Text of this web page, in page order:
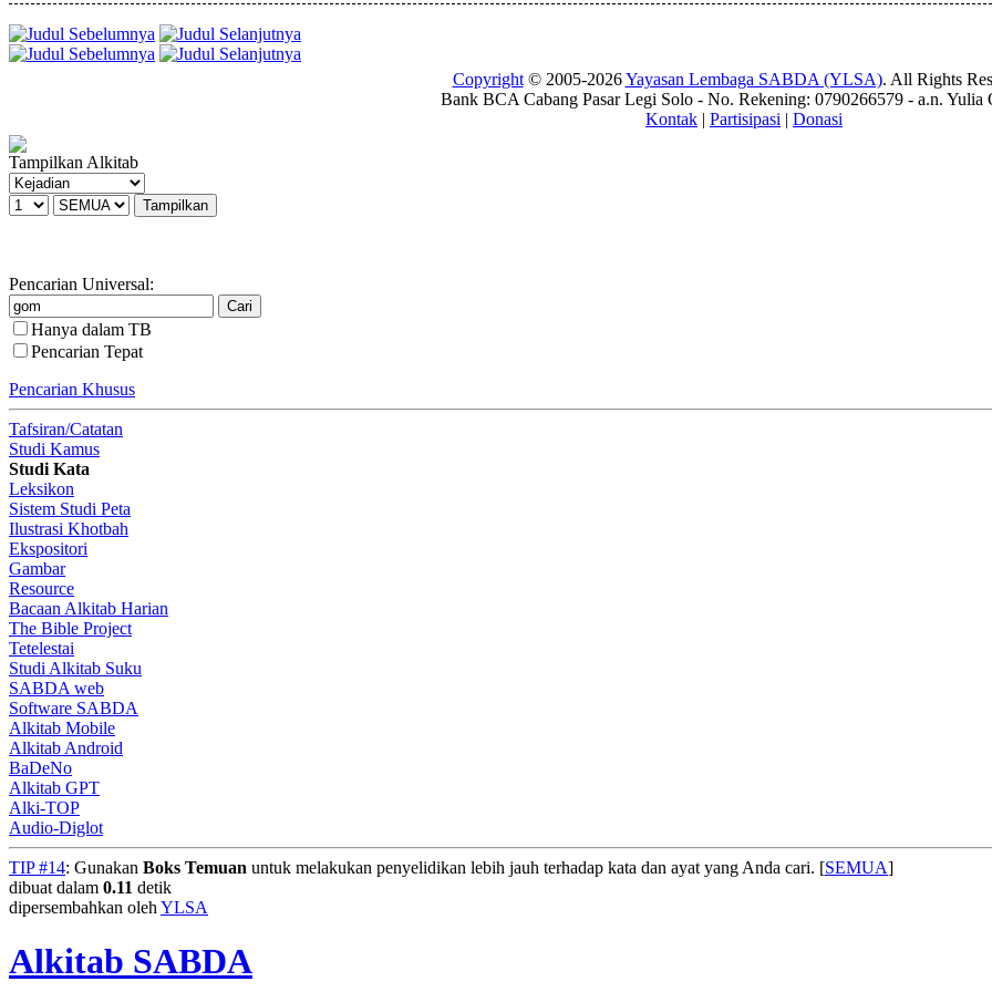
Copyright© 2005-2026Yayasan Lembaga SABDA (YLSA). All Rights
Bank BCA Cabang Pasar Legi Solo - No. Rekening: 0790266579 - a.n. Yulia
Kontak | Partisipasi | Donasi
Tampilkan Alkitab
Pencarian Universal:
Hanya dalam TB
Pencarian Tepat
Pencarian Khusus
Tafsiran/Catatan
Studi Kamus
Studi Kata
Leksikon
Sistem Studi Peta
Ilustrasi Khotbah
Ekspositori
Gambar
Resource
Bacaan Alkitab Harian
The Bible Project
Tetelestai
Studi Alkitab Suku
SABDA web
Software SABDA
Alkitab Mobile
Alkitab Android
BaDeNo
Alkitab GPT
Alki-TOP
Audio-Diglot
TIP #14: Gunakan Boks Temuan untuk melakukan penyelidikan lebih jauh terhadap kata dan ayat yang Anda cari. [SEMUA]
dibuat dalam 0.11 detik
dipersembahkan oleh YLSA
Alkitab SABDA